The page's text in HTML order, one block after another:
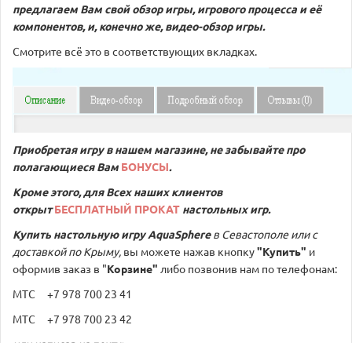
предлагаем Вам свой обзор игры, игрового процесса и её
компонентов, и, конечно же, видео-обзор игры.
Смотрите всё это в соответствующих вкладках.
Приобретая игру в нашем магазине, не забывайте про
полагающиеся Вам БОНУСЫ.
Кроме этого, для Всех наших клиентов
открыт БЕСПЛАТНЫЙ ПРОКАТ настольных игр.
Купить настольную игру AquaSphere в Севастополе или с
доставкой по Крыму, вы можете нажав кнопку"Купить" и
оформив заказ в "Корзине" либо позвонив нам по телефонам:
МТС +7 978 700 23 41
МТС +7 978 700 23 42